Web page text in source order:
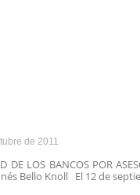
de 2011
DE LOS BANCOS POR
Bello Knoll El 12 de